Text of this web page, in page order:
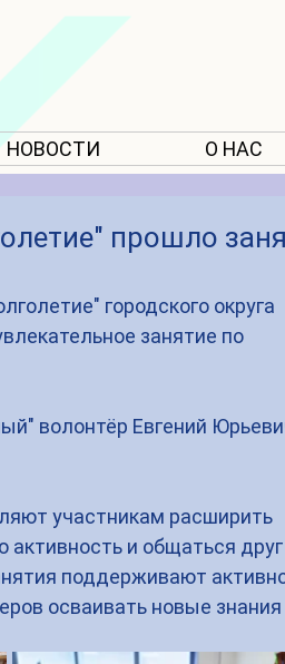
НОВОСТИ О НАС
прошло
городского округа
занятие по
волонтёр Евгений
участникам расширить
активность и общаться друг
поддерживают
осваивать новые знания